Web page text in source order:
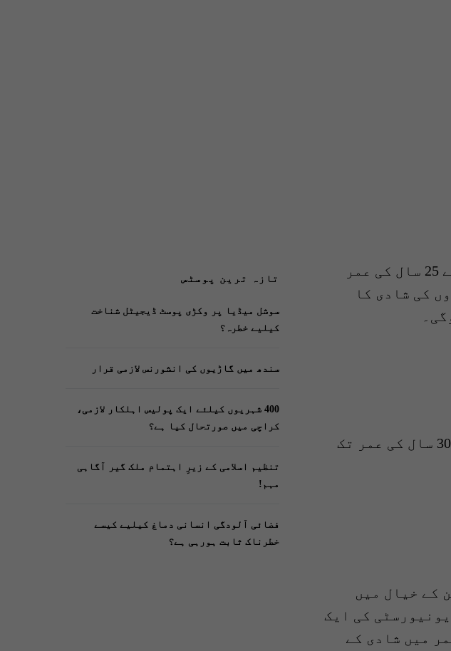
ہارورڈ یونیورسٹی کی ایک تحقیق میں بتایا گیا کہ مردوں کے لیے 25 سال کی عمر
کی شادی کا
پرتگال کی کویمبرا یونیورسٹی کی ایک تحقیق میں بتایا گیا کہ 30 سال کی عمر تک
کے خیال میں
کی ایک
کے دوران خواتین نے 25 سال کی عمر میں شادی کے
تازہ ترین پوسٹس
سوشل میڈیا پر وکڑی پوسٹ ڈیجیٹل شناخت
کیلیے خطرہ؟
سندھ میں گاڑیوں کی انشورنس لازمی قرار
400 شہریوں کیلئے ایک پولیس اہلکار لازمی،
کراچی میں صورتحال کیا ہے؟
تنظیم اسلامی کے زیرِ اہتمام ملک گیر آگاہی
مہم!
فضائی آلودگی انسانی دماغ کیلیے کیسے
خطرناک ثابت ہورہی ہے؟